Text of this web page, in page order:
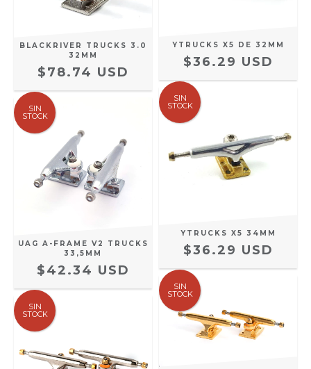
BLACKRIVER TRUCKS 3.0
32MM
$78.74 USD
YTRUCKS X5 DE 32MM
$36.29 USD
SIN
STOCK
UAG A-FRAME V2 TRUCKS
33,5MM
$42.34 USD
SIN
STOCK
YTRUCKS X5 34MM
$36.29 USD
SIN
STOCK
SIN
STOCK